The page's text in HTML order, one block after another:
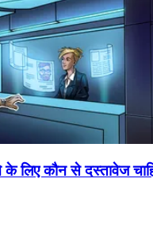
के लिए कौन से दस्तावेज